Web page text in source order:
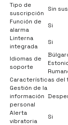
Tipo de
suscripción
Sin
Función de
alarma
Si
Linterna
integrada
Si
Idiomas de
soporte
Características del
Gestión de la
información
personal
Alerta
vibratoria
Si